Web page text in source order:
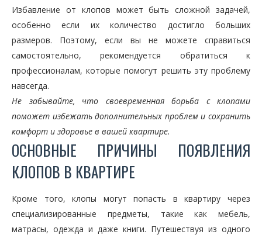
Избавление от клопов может быть сложной задачей,
особенно если их количество достигло больших
размеров. Поэтому, если вы не можете справиться
самостоятельно, рекомендуется обратиться к
профессионалам, которые помогут решить эту проблему
навсегда.
Не забывайте, что своевременная борьба с клопами
поможет избежать дополнительных проблем и сохранить
комфорт и здоровье в вашей квартире.
ОСНОВНЫЕ ПРИЧИНЫ ПОЯВЛЕНИЯ
КЛОПОВ В КВАРТИРЕ
Кроме того, клопы могут попасть в квартиру через
специализированные предметы, такие как мебель,
матрасы, одежда и даже книги. Путешествуя из одного